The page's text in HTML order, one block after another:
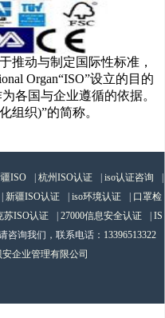
推动与制定国际性标准，
Organ“ISO”设立的目的
各国与企业遵循的依据。
组织)”的简称。
ISO 杭州ISO认证 iso认证咨询
新疆ISO认证 iso环境认证
口罩检
苏ISO认证 27000信息安全认证
IS
咨询我们，联系电话： 13396513322
企业管理有限公司